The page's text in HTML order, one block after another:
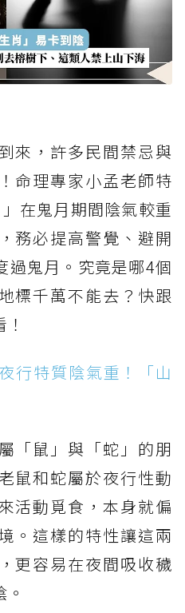
來，許多民間禁忌與
命理專家小孟老師特
在鬼月期間陰氣較重
務必提高警覺、避開
過鬼月。究竟是哪4個
標千萬不能去？快跟
行特質陰氣重！「山
「鼠」與「蛇」的朋
鼠和蛇屬於夜行性動
活動覓食，本身就偏
。這樣的特性讓這兩
更容易在夜間吸收穢